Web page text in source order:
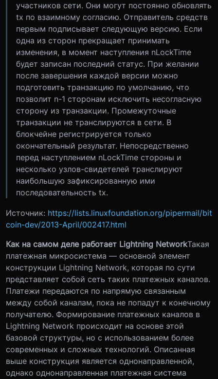
участников сети. Они могут постоянно обновлять
tx по взаимному согласию. Отправитель средств
первым подписывает следующую версию. Если
одна из сторон прекращает принимать
изменения, в момент наступления nLockTime
будет записан последний статус. При желании
после завершения каждой версии можно
подготовить транзакцию по умолчанию, что
позволит n-1 сторонам исключить несогласную
сторону из транзакции. Промежуточные
транзакции не транслируются в сети. В
блокчейне регистрируется только
окончательный результат. Непосредственно
перед наступлением nLockTime стороны и
несколько узлов-свидетелей транслируют
наибольшую зафиксированную ими
последовательность tx.
Источник: https://lists.linuxfoundation.org/pipermail/bit
coin-dev/2013-April/002417.html
Как на самом деле работает Lightning NetworkТакая
платежная микросистема — основной элемент
конструкции Lightning Network, которая по сути
представляет собой сеть таких платежных каналов.
Платежи передаются по напрямую связанным
между собой каналам, пока не попадут к конечному
получателю. Формирование платежных каналов в
Lightning Network происходит на основе этой
базовой структуры, но с использованием более
современных и сложных технологий. Описанная
выше конструкция является однонаправленной,
однако однонаправленная платежная система